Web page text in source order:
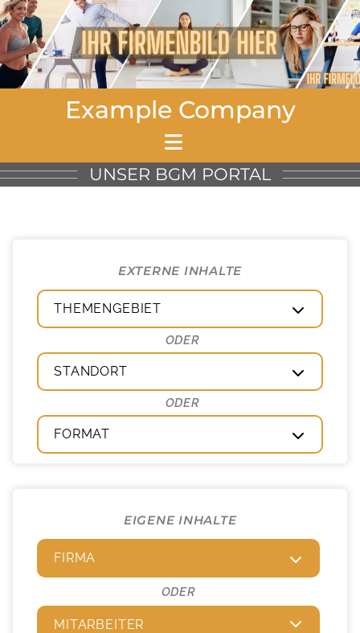
Example Company
UNSER BGM PORTAL
EXTERNE INHALTE
THEMENGEBIET
STANDORT
FORMAT
EIGENE INHALTE
FIRMA
ODER
MITARBEITER